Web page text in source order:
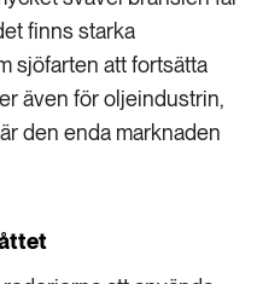
finns starka
sjöfarten att fortsätta
även för oljeindustrin,
den enda marknaden